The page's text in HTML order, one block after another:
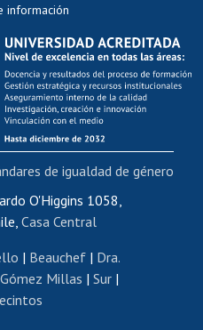
docente
académica
al AUCAI
os
de capacitación
personal
interna
de renta
honorarios
blancas
os
información
O'Higgins 1058,
Casa Central
| Beauchef| Dra.
Millas | Sur |
de igualdad de género